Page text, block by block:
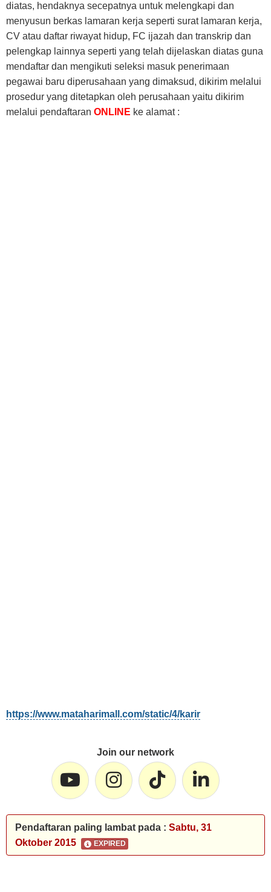
diatas, hendaknya secepatnya untuk melengkapi dan
menyusun berkas lamaran kerja seperti surat lamaran kerja,
CV atau daftar riwayat hidup, FC ijazah dan transkrip dan
pelengkap lainnya seperti yang telah dijelaskan diatas guna
mendaftar dan mengikuti seleksi masuk penerimaan
pegawai baru diperusahaan yang dimaksud, dikirim melalui
prosedur yang ditetapkan oleh perusahaan yaitu dikirim
melalui pendaftaran ONLINE ke alamat :
https://www.mataharimall.com/static/4/karir
Join our network
Pendaftaran paling lambat pada : Sabtu, 31
Oktober 2015
EXPIRED